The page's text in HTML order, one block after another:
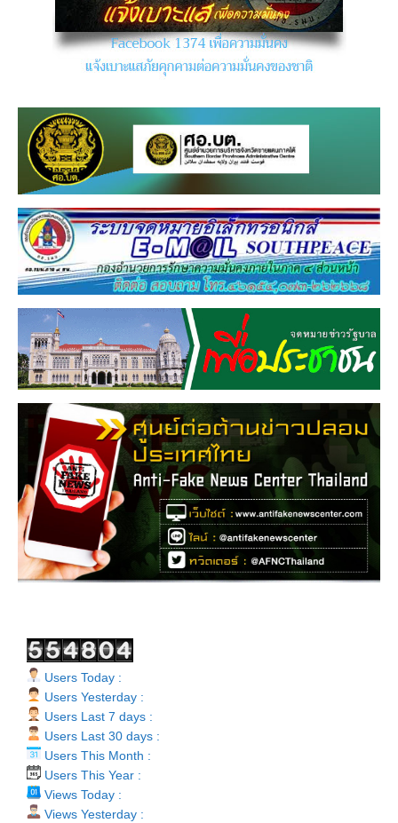
Users Today :
Users Yesterday :
Users Last 7 days :
Users Last 30 days :
Users This Month :
Users This Year :
Views Today :
Views Yesterday :